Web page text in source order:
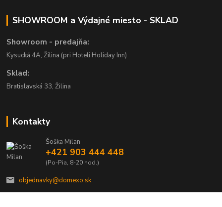
SHOWROOM a Výdajné miesto - SKLAD
Showroom - predajňa:
Kysucká 4A, Žilina (pri Hoteli Holiday Inn)
Sklad:
Bratislavská 33, Žilina
Kontakty
Šoška Milan
+421 903 444 448
(Po-Pia, 8-20 hod.)
objednavky@domexo.sk